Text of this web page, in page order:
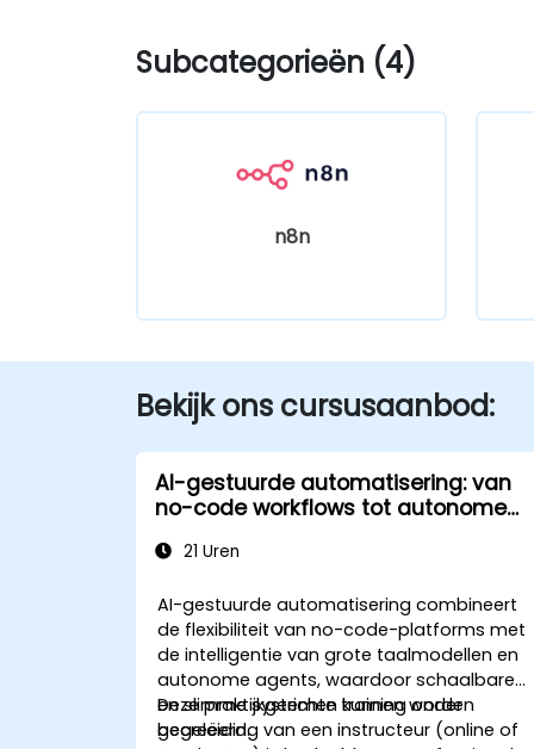
Subcategorieën (4)
n8n
Bekijk ons cursusaanbod:
AI-gestuurde automatisering: van
no-code workflows tot autonome
21 Uren
AI-gestuurde automatisering combineert
de flexibiliteit van no-code-platforms met
de intelligentie van grote taalmodellen en
autonome agents, waardoor schaalbare
en slimme systemen kunnen worden
gecreëerd.
Deze praktijkgerichte training onder
begeleiding van een instructeur (online of